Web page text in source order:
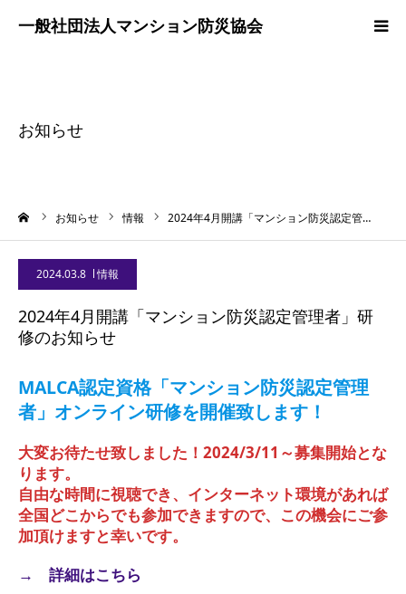
お知らせ
お知らせ 情報 2024年4月開講「マンション防災認定管…
2024.03.8 情報
2024年4月開講「マンション防災認定管理者」研
修のお知らせ
MALCA認定資格「マンション防災認定管理
者」オンライン研修を開催致します！
大変お待たせ致しました！2024/3/11～募集開始とな
ります。
自由な時間に視聴でき、インターネット環境があれば
全国どこからでも参加できますので、この機会にご参
加頂けますと幸いです。
→ 詳細はこちら
協会案内
調査研究
お問合わせ